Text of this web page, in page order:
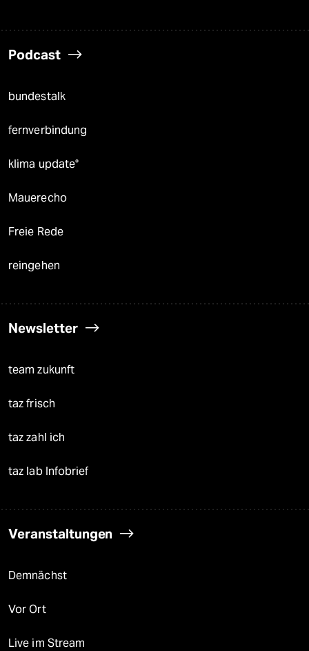
Podcast
bundestalk
fernverbindung
klima update°
Mauerecho
Freie Rede
reingehen
Newsletter
team zukunft
taz frisch
taz zahl ich
taz lab Infobrief
Veranstaltungen
Demnächst
Vor Ort
Live im Stream